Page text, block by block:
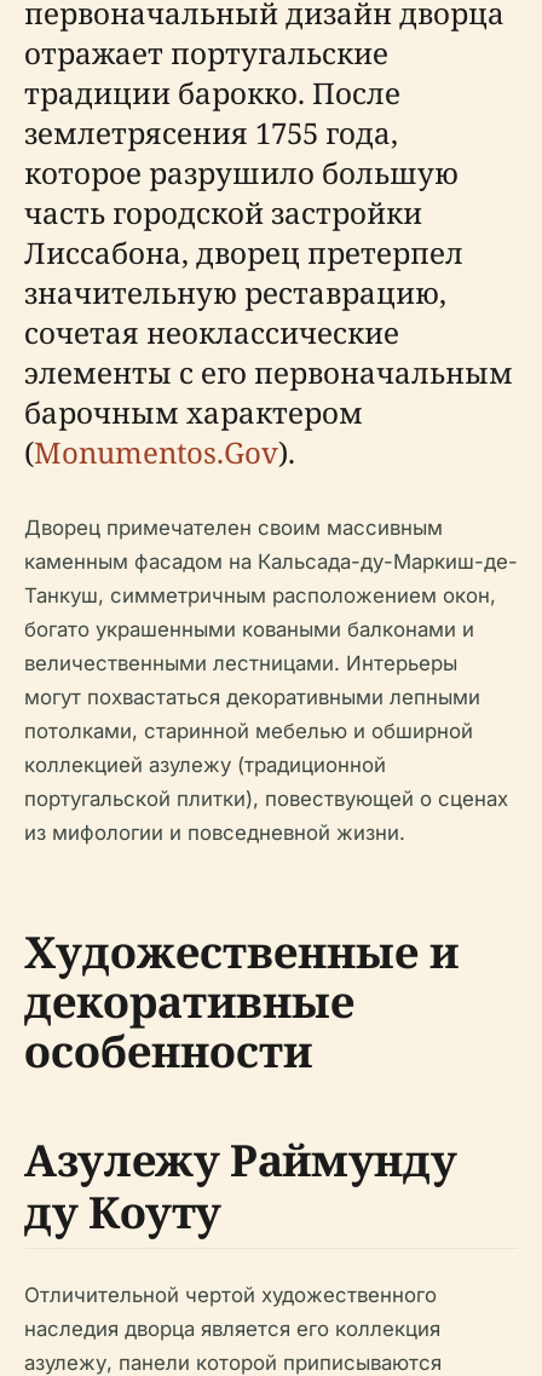
первоначальный дизайн дворца
отражает португальские
традиции барокко. После
землетрясения 1755 года,
которое разрушило большую
часть городской застройки
Лиссабона, дворец претерпел
значительную реставрацию,
сочетая неоклассические
элементы с его первоначальным
барочным характером
(Monumentos.Gov).
Дворец примечателен своим массивным
каменным фасадом на Кальсада-ду-Маркиш-де-
Танкуш, симметричным расположением окон,
богато украшенными коваными балконами и
величественными лестницами. Интерьеры
могут похвастаться декоративными лепными
потолками, старинной мебелью и обширной
коллекцией азулежу (традиционной
португальской плитки), повествующей о сценах
из мифологии и повседневной жизни.
Художественные и
декоративные
особенности
Азулежу Раймунду
ду Коуту
Отличительной чертой художественного
наследия дворца является его коллекция
азулежу, панели которой приписываются